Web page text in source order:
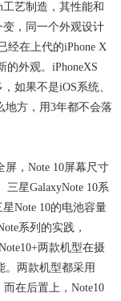
艺制造，其性能和
变，同一个外观设计
经在上代的iPhone X
的外观。iPhoneXS
如果不是iOS系统、
地方，用3年都不会落
屏，Note 10屏幕尺寸
三星GalaxyNote 10系
星Note 10的电池容量
系列的实践，
两款机型在摄
。两款机型都采用
在后置上，Note10